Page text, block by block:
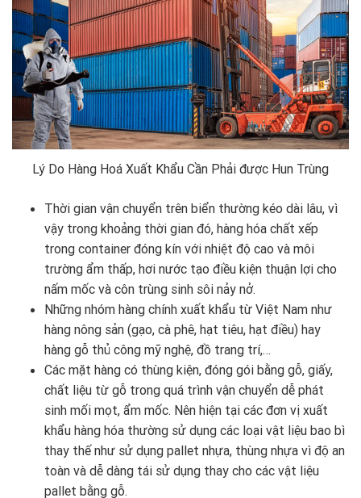
Lý Do Hàng Hoá Xuất Khẩu Cần Phải được Hun Trùng
Thời gian vận chuyển trên biển thường kéo dài lâu, vì
vậy trong khoảng thời gian đó, hàng hóa chất xếp
trong container đóng kín với nhiệt độ cao và môi
trường ẩm thấp, hơi nước tạo điều kiện thuận lợi cho
nấm mốc và côn trùng sinh sôi nảy nở.
Những nhóm hàng chính xuất khẩu từ Việt Nam như
hàng nông sản (gạo, cà phê, hạt tiêu, hạt điều) hay
hàng gỗ thủ công mỹ nghệ, đồ trang trí,…
Các mặt hàng có thùng kiện, đóng gói bằng gỗ, giấy,
chất liệu từ gỗ trong quá trình vận chuyển dễ phát
sinh mối mọt, ẩm mốc. Nên hiện tại các đơn vị xuất
khẩu hàng hóa thường sử dụng các loại vật liệu bao bì
thay thế như sử dụng pallet nhựa, thùng nhựa vì độ an
toàn và dễ dàng tái sử dụng thay cho các vật liệu
pallet bằng gỗ.